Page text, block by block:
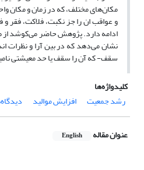
مکان‌های مختلف، که در زمان و مکان
و عواقب ان را جز نکبت، فلاکت،
ادامه دارد. پژوهش حاضر می‌کوشد از
نشان می‌دهد که در بین آرا و نظرات
سقف- که آن را سقف یا حد معیشتی
کلیدواژه‌ها
رشد جمعیت
افزایش موالید
عنوان مقاله English